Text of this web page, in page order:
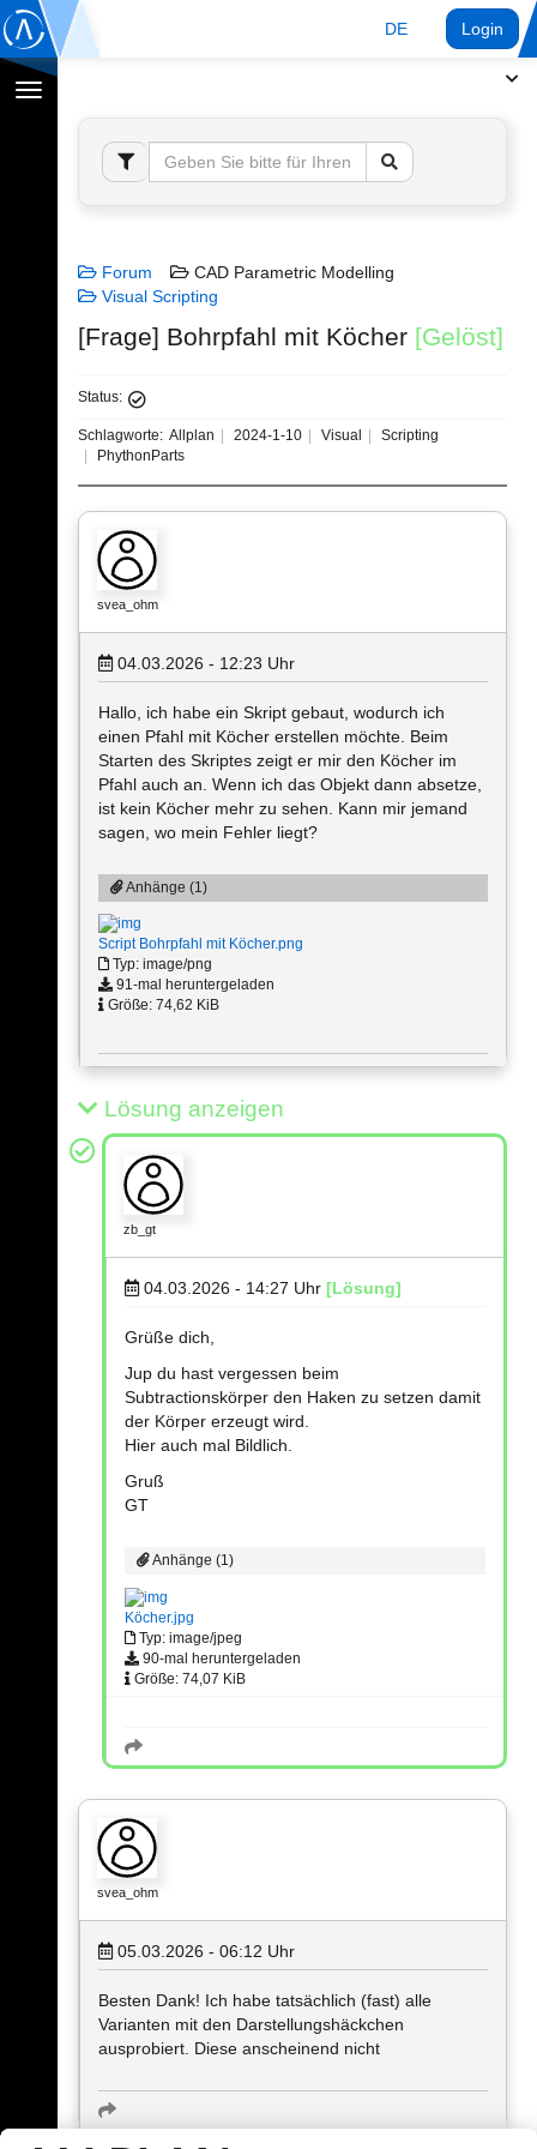
DE Login
Navigation
umschalten
Forum
CAD Parametric Modelling
Visual Scripting
[Frage] Bohrpfahl mit Köcher [Gelöst]
Status:
Schlagworte: Allplan 2024-1-10 Visual
Scripting
PhythonParts
svea_ohm
04.03.2026 - 12:23 Uhr
Hallo, ich habe ein Skript gebaut, wodurch ich
einen Pfahl mit Köcher erstellen möchte. Beim
Starten des Skriptes zeigt er mir den Köcher im
Pfahl auch an. Wenn ich das Objekt dann absetze,
ist kein Köcher mehr zu sehen. Kann mir jemand
sagen, wo mein Fehler liegt?
Anhänge (1)
Script Bohrpfahl mit Köcher.png
Typ: image/png
91-mal heruntergeladen
Größe: 74,62 KiB
Lösung anzeigen
zb_gt
04.03.2026 - 14:27 Uhr [Lösung]
Grüße dich,
Jup du hast vergessen beim
Subtractionskörper den Haken zu setzen damit
der Körper erzeugt wird.
Hier auch mal Bildlich.
Gruß
GT
Anhänge (1)
Köcher.jpg
Typ: image/jpeg
90-mal heruntergeladen
Größe: 74,07 KiB
svea_ohm
05.03.2026 - 06:12 Uhr
Besten Dank! Ich habe tatsächlich (fast) alle
Varianten mit den Darstellungshäckchen
ausprobiert. Diese anscheinend nicht